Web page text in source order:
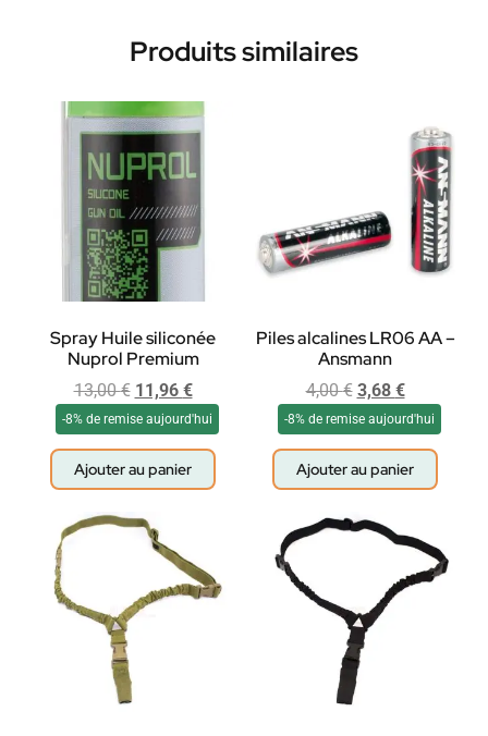
Produits similaires
Spray Huile siliconée
Nuprol Premium
13,00€ 11,96 €
-8% de remise aujourd'hui
Ajouter au panier
Piles alcalines LR06 AA –
Ansmann
4,00€ 3,68 €
-8% de remise aujourd'hui
Ajouter au panier